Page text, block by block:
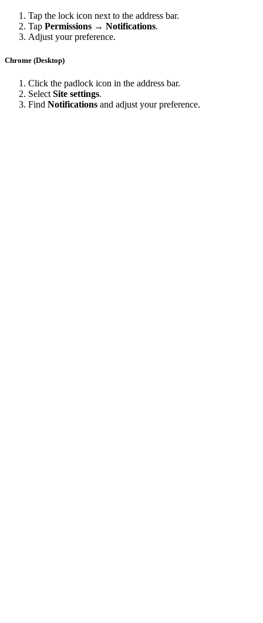
Tap the lock icon next to the address bar.
Tap Permissions → Notifications.
Adjust your preference.
Chrome (Desktop)
Click the padlock icon in the address bar.
Select Site settings.
Find Notifications and adjust your preference.